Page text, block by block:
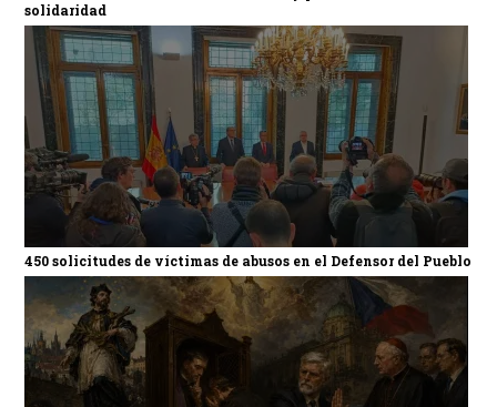
solidaridad
450 solicitudes de víctimas de abusos en el Defensor del Pueblo